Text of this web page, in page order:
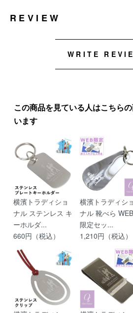
REVIEW
WRITE
この商品を見ている人はこちら
います
横濱トラディショ
ナル ステンレス キ
ーホルダ...
660円（税込）
横濱トラディショ
ナル 靴べら WEB
限定セッ...
1,210円（税込）